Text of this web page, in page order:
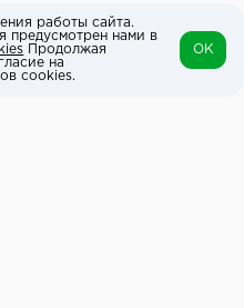
работы сайта.
предусмотрен нами в
Продолжая
на
cookies.
OK